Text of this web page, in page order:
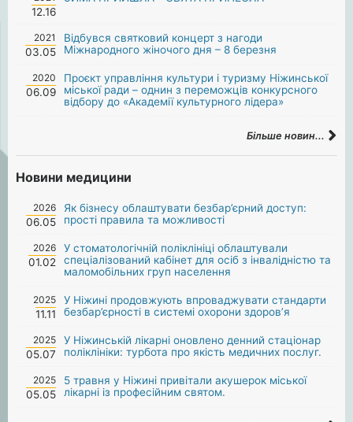
12.16
2021
03.05
Відбувся святковий концерт з нагоди
Міжнародного жіночого дня – 8 березня
2020
06.09
Проєкт управління культури і туризму Ніжинської
міської ради – однин з переможців конкурсного
відбору до «Академії культурного лідера»
Більше новин...
Новини медицини
2026
06.05
Як бізнесу облаштувати безбар’єрний доступ:
прості правила та можливості
2026
01.02
У стоматологічній поліклініці облаштували
спеціалізований кабінет для осіб з інвалідністю та
маломобільних груп населення
2025
11.11
У Ніжині продовжують впроваджувати стандарти
безбар’єрності в системі охорони здоров’я
2025
05.07
У Ніжинській лікарні оновлено денний стаціонар
поліклініки: турбота про якість медичних послуг.
2025
05.05
5 травня у Ніжині привітали акушерок міської
лікарні із професійним святом.